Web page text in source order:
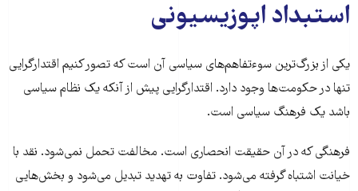
استبداد اپوزیسیونی
یکی از بزرگ‌ترین سوءتفاهم‌های سیاسی آن است که تصور کنیم اقتدارگرایی
تنها در حکومت‌ها وجود دارد. اقتدارگرایی پیش از آنکه یک نظام سیاسی
باشد یک فرهنگ سیاسی است.
فرهنگی که در آن حقیقت انحصاری است. مخالفت تحمل نمی‌شود. نقد با
خیانت اشتباه گرفته می‌شود. تفاوت به تهدید تبدیل می‌شود و بخش‌هایی